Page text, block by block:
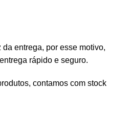
entrega, por esse motivo,
rápido e seguro.
contamos com stock